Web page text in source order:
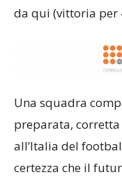
da qui (vittoria per
Una squadra
preparata,
all’Italia del
certezza che il